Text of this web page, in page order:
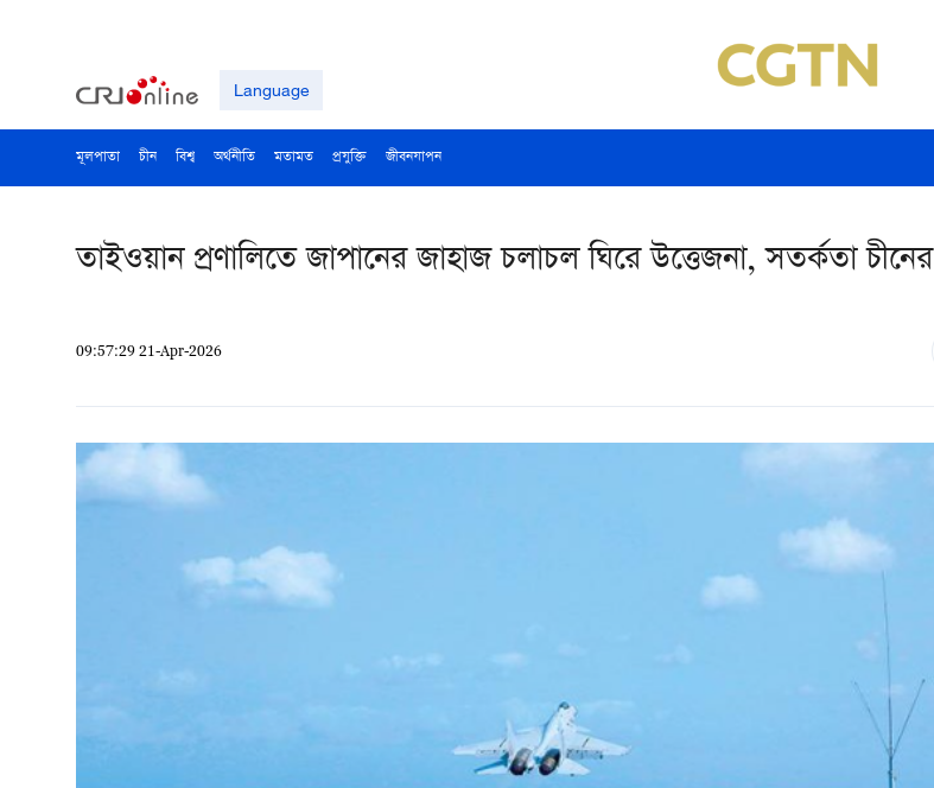
Language
মূলপাতা চীন বিশ্ব অর্থনীতি মতামত প্রযুক্তি জীবনযাপন
তাইওয়ান প্রণালিতে জাপানের জাহাজ চলাচল ঘিরে উত্তেজনা, সতর্কতা চীনের
09:57:29 21-Apr-2026